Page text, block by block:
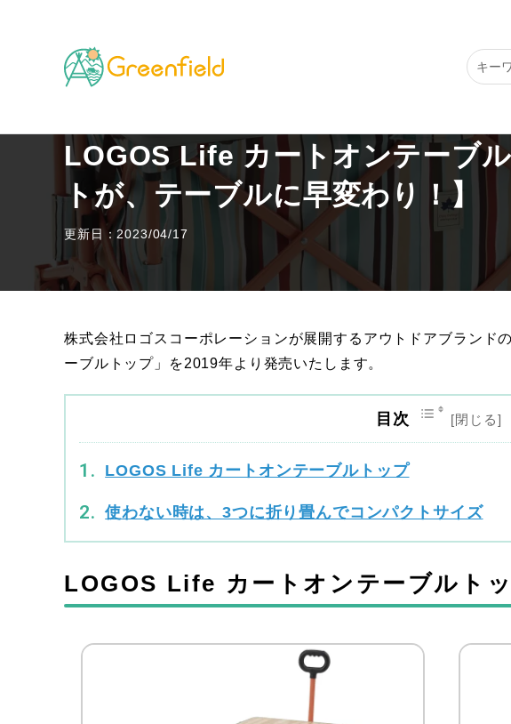
TOP キャンプのフィールド LOGOS Life カートオンテーブルトップ【キ
LOGOS Life カートオンテーブ
トが、テーブルに早変わり！】
更新日：2023/04/17
株式会社ロゴスコーポレーションが展開するアウトドアブランド
ーブルトップ」を2019年より発売いたします。
目次
LOGOS Life カートオンテーブルトップ
使わない時は、3つに折り畳んでコンパクトサイズ
LOGOS Life カートオンテーブルト